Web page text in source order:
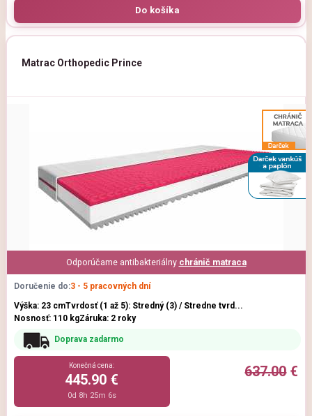
Matrac Orthopedic Prince
Odporúčame antibakteriálny chránič matraca
Doručenie do:3 - 5 pracovných dní
Výška: 23 cmTvrdosť (1 až 5): Stredný (3) / Stredne tvrd...
Nosnosť: 110 kgZáruka: 2 roky
Doprava zadarmo
637.00€
Konečná cena:
445.90 €
0d 8h 25m 5s